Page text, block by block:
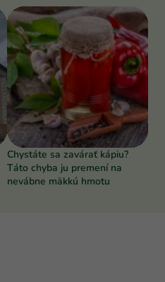
Chystáte sa zavárať kápiu?
Táto chyba ju premení na
nevábne mäkkú hmotu